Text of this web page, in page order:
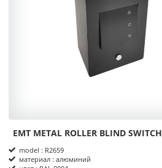
Product Informations
EMT METAL ROLLER BLIND SWITCH
model : R2659
материал : алюминий